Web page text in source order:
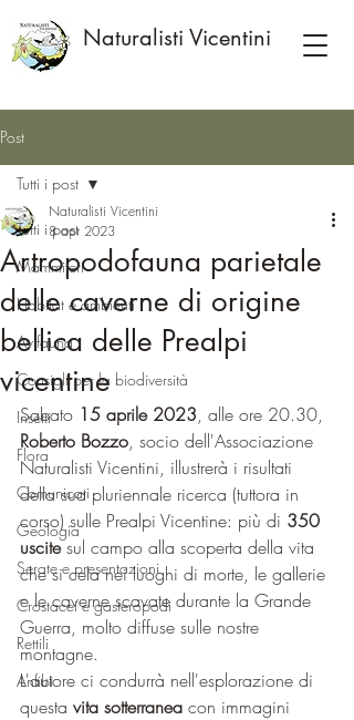
Naturalisti Vicentini
Post
Tutti i post
Mammiferi
Habitat e ambienti
Avifauna
Consigli per la biodiversità
Insetti
Flora
Comunicati
Geologia
Serate e presentazioni
Crostacei e gasteropodi
Rettili
Anfibi
Tutti i post
Artropodofauna parietale
delle caverne di origine
bellica delle Prealpi
vicentine
Naturalisti Vicentini
8 apr 2023
Sabato 15 aprile 2023, alle ore 20.30,
Roberto Bozzo, socio dell'Associazione
Naturalisti Vicentini, illustrerà i risultati
della sua pluriennale ricerca (tuttora in
corso) sulle Prealpi Vicentine: più di 350
uscite sul campo alla scoperta della vita
che si cela nei luoghi di morte, le gallerie
e le caverne scavate durante la Grande
Guerra, molto diffuse sulle nostre
montagne.
L'autore ci condurrà nell'esplorazione di
questa vita sotterranea con immagini